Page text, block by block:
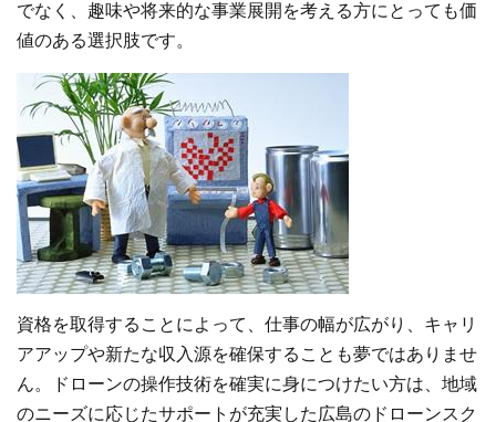
でなく、趣味や将来的な事業展開を考える方にとっても価
値のある選択肢です。
資格を取得することによって、仕事の幅が広がり、キャリ
アアップや新たな収入源を確保することも夢ではありませ
ん。ドローンの操作技術を確実に身につけたい方は、地域
のニーズに応じたサポートが充実した広島のドローンスク